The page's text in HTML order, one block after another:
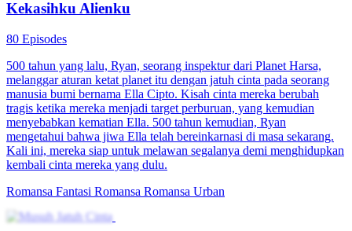
Kekasihku Alienku
80 Episodes
500 tahun yang lalu, Ryan, seorang inspektur dari Planet Harsa,
melanggar aturan ketat planet itu dengan jatuh cinta pada seorang
manusia bumi bernama Ella Cipto. Kisah cinta mereka berubah
tragis ketika mereka menjadi target perburuan, yang kemudian
menyebabkan kematian Ella. 500 tahun kemudian, Ryan
mengetahui bahwa jiwa Ella telah bereinkarnasi di masa sekarang.
Kali ini, mereka siap untuk melawan segalanya demi menghidupkan
kembali cinta mereka yang dulu.
Romansa Fantasi Romansa Romansa Urban